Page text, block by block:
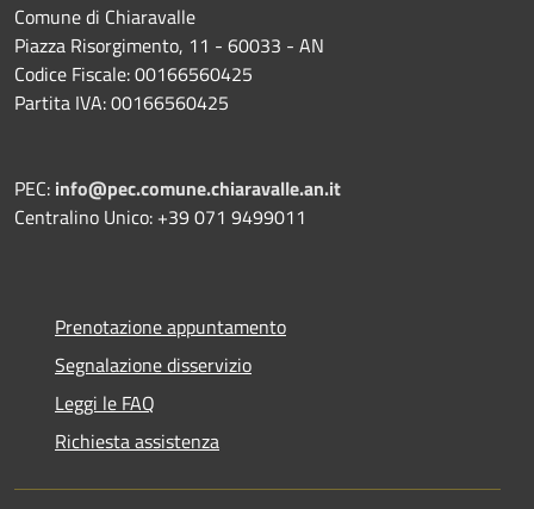
Comune di Chiaravalle
Piazza Risorgimento, 11 - 60033 - AN
Codice Fiscale: 00166560425
Partita IVA: 00166560425
PEC: info@pec.comune.chiaravalle.an.it
Centralino Unico: +39 071 9499011
Prenotazione appuntamento
Segnalazione disservizio
Leggi le FAQ
Richiesta assistenza